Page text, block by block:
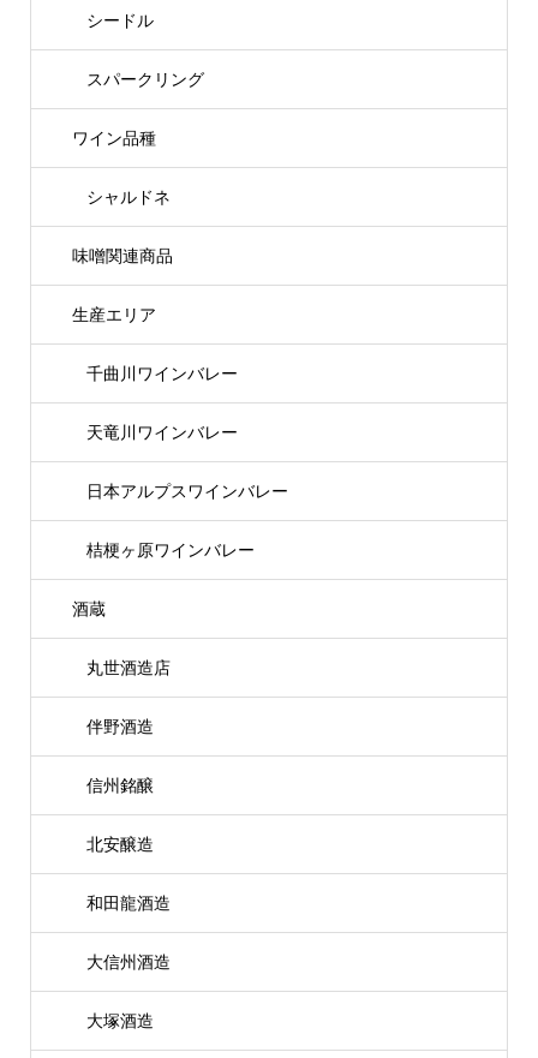
シードル
スパークリング
ワイン品種
シャルドネ
味噌関連商品
生産エリア
千曲川ワインバレー
天竜川ワインバレー
日本アルプスワインバレー
桔梗ヶ原ワインバレー
酒蔵
丸世酒造店
伴野酒造
信州銘醸
北安醸造
和田龍酒造
大信州酒造
大塚酒造